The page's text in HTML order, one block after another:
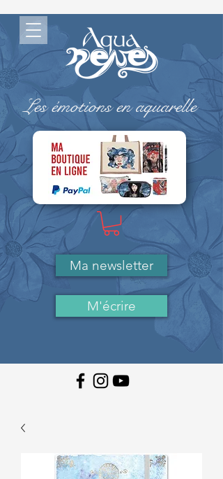
Les émotions en aquarelle
-> MA BOUTIQUE ( Paypal)
Ma newsletter
M'écrire